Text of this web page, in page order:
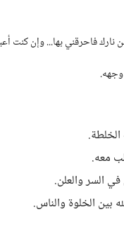
نارك فاحرقني بها... وإن كنت
وجهه.
الخلطة.
معه.
السر والعلن.
بين الخلوة والناس.